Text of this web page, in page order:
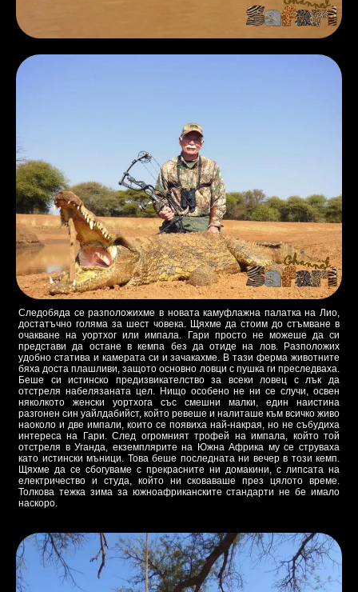
Следобяда се разположихме в новата камуфлажна палатка на Лио,
достатъчно голяма за шест човека. Щяхме да стоим до стъмване в
очакване на уортхог или импала. Гари просто не можеше да си
представи да остане в кемпа без да отиде на лов. Разположих
удобно статива и камерата си и зачакахме. В тази ферма животните
бяха доста плашливи, защото основно ловци с пушка ги преследваха.
Беше си истинско предизвикателство за всеки ловец с лък да
отстреля набелязаната цел. Нищо особено не ни се случи, освен
няколкото женски уортхога със смешни малки, един наистина
разгонен син уайлдабийст, който ревеше и налиташе към всичко живо
наоколо и две импали, които се появиха най-накрая, но не събудиха
интереса на Гари. След огромният трофей на импала, който той
отстреля в Уганда, екземплярите на Южна Африка му се струваха
като истински мъници. Това беше последната ни вечер в този кемп.
Щяхме да се сбогуваме с прекрасните ни домакини, с липсата на
електричество и студа, който ни сковаваше през цялото време.
Толкова тежка зима за южноафриканските стандарти не бе имало
наскоро.